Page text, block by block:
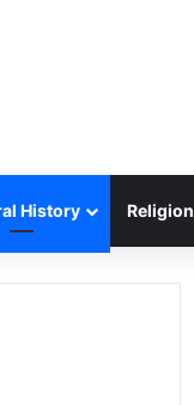
History Religion